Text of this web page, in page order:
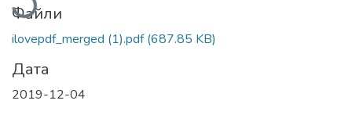
Файли
ilovepdf_merged (1).pdf(687.85 KB)
Дата
2019-12-04